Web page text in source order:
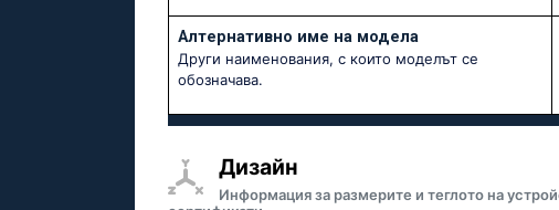
Алтернативно име на модела
Други наименования, с които моделът се
обозначава.
Дизайн
Информация за размерите и теглото на